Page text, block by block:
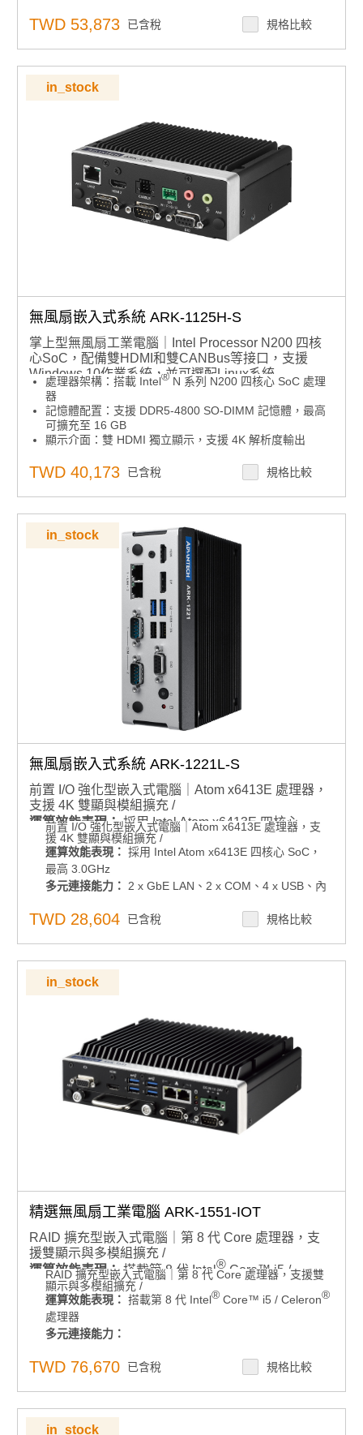
ESD 保護：接觸式 8KV，空氣放電 15KV
工作溫度範圍：-20°C 至 65°C
作業系統支援：Windows 10 與 Ubuntu 22.04
軟體套件：內建 Robotic Suite 套件
TWD 53,873 已含稅 規格比較
in_stock
無風扇嵌入式系統 ARK-1125H-S
掌上型無風扇工業電腦｜Intel Processor N200 四核
心SoC，配備雙HDMI和雙CANBus等接口，支援
Windows 10作業系統，並可選配Linux系統
處理器架構：搭載 Intel® N 系列 N200 四核心 SoC 處理
器
記憶體配置：支援 DDR5-4800 SO-DIMM 記憶體，最高
可擴充至 16 GB
顯示介面：雙 HDMI 獨立顯示，支援 4K 解析度輸出
訊與儲存模組擴充
安全機制：支援選配 TPM 模組以強化系統安全性
工作溫度範圍：支援 -30°C 至 60°C 寬溫操作
電源輸入：12V 可鎖定 DC 插頭電源輸入
作業系統支援：相容 Windows 10 IoT/ Windows 11 IoT
遠端管理：內建研華 WISE-DeviceOn 智慧設備管理軟
1) 即時設備運行狀態監控
2) 遠端開關機與故障排除
3) OTA 大規模遠端更新（韌體、軟體、設定等）以實現
TWD 40,173 已含稅 規格比較
in_stock
無風扇嵌入式系統 ARK-1221L-S
前置 I/O 強化型嵌入式電腦｜Atom x6413E 處理器，
支援 4K 雙顯與模組擴充 /
運算效能表現：採用 Intel Atom x6413E 四核心
SoC，最高 3.0GHz
多元連接能力：
2 x GbE LAN、2 x COM、4 x
USB、內建安全用 USB 2.0 插槽
環境適應性：-40 ~ 60°C 擴展操作溫度
儲存擴充彈性：mSATA 與 1 x 2.5 吋 SATA 儲存
電源管理：12 ~ 28V 寬範圍電源輸入
作業系統支援：相容 Windows 10 / Windows 11 IoT
多元連接能力-模組：M.2 B Key + nano SIM、M.2 E
Key、全尺寸 mPCIe
產品諮詢服務：
規格諮詢 / 案場規劃 / 交期確認請點此
前置 I/O 強化型嵌入式電腦｜Atom x6413E 處理器，支
援 4K 雙顯與模組擴充 /
運算效能表現： 採用 Intel Atom x6413E 四核心 SoC，
最高 3.0GHz
多元連接能力：
2 x GbE LAN、2 x COM、4 x USB、內
彈性安裝與部署：DIN-Rail 前置 I/O 設計
儲存擴充彈性：
電源管理：
不具 RED 認證
多元連接能力-模組：M.2 B Key + nano SIM、M.2 E
Key、全尺寸 mPCIe
產品諮詢服務：規格諮詢 / 案場規劃 / 交期確認請點此
TWD 28,604 已含稅 規格比較
in_stock
精選無風扇工業電腦 ARK-1551-IOT
RAID 擴充型嵌入式電腦｜第 8 代 Core 處理器，支
援雙顯示與多模組擴充 /
運算效能表現：搭載第 8 代 Intel®Core™ i5 /
Celeron®處理器
多元連接能力：
4 x USB 3.1 Gen2、2 x GbE LAN、4 x COM、8-bit
GPIO
1 x 全尺寸 mPCIe（含 SIM 卡座）、1 x M.2 2230 E-
Key 擴充槽
記憶體支援：雙 DDR4 2400MHz SO-DIMM 記憶
體，最高支援 32GB
儲存擴充彈性：
RAID 擴充型嵌入式電腦｜第 8 代 Core 處理器，支援雙
顯示與多模組擴充 /
運算效能表現： 搭載第 8 代 Intel® Core™ i5 / Celeron®
處理器
多元連接能力：
GPIO
1 x 全尺寸 mPCIe（含 SIM 卡座）、1 x M.2 2230 E-
Key 擴充槽
記憶體支援：雙 DDR4 2400MHz SO-DIMM 記憶體，最
高支援 32GB
TWD 76,670 已含稅 規格比較
in_stock